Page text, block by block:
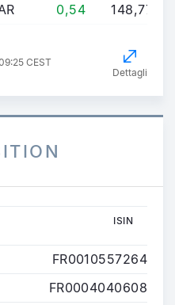
0,54 148,771M
CEST
Dettagli
ISIN
FR0010557264
FR0004040608